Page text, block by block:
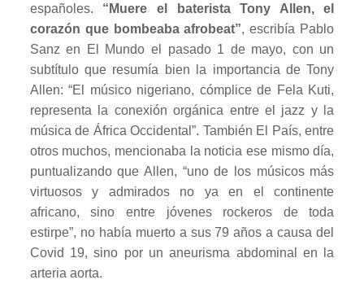
españoles. “Muere el baterista Tony Allen, el
corazón que bombeaba afrobeat”, escribía Pablo
Sanz en El Mundo el pasado 1 de mayo, con un
subtítulo que resumía bien la importancia de Tony
Allen: “El músico nigeriano, cómplice de Fela Kuti,
representa la conexión orgánica entre el jazz y la
música de África Occidental”. También El País, entre
otros muchos, mencionaba la noticia ese mismo día,
puntualizando que Allen, “uno de los músicos más
virtuosos y admirados no ya en el continente
africano, sino entre jóvenes rockeros de toda
estirpe”, no había muerto a sus 79 años a causa del
Covid 19, sino por un aneurisma abdominal en la
arteria aorta.